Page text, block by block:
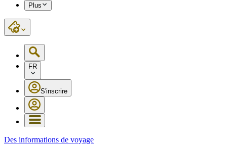
Plus
FR
S'inscrire
Des informations de voyage